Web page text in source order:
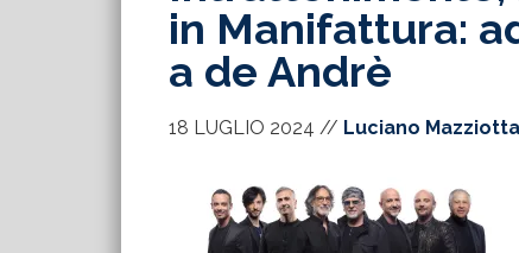
in Manifattura:
a de Andrè
18 LUGLIO 2024 // Luciano Mazziotta